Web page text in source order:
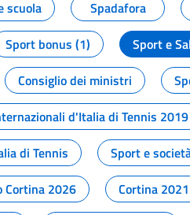
scuola Spadafora
Sport bonus (1) Sport e
Consiglio dei ministri
d'Italia di Tennis 2019
di Tennis Sport e
Cortina 2026 Cortina 2021